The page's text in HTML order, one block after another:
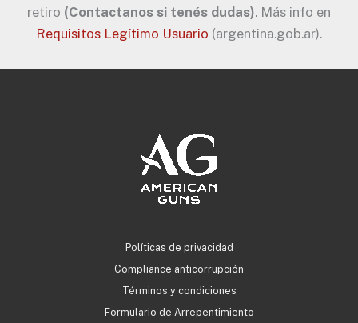
retiro (Contactanos si tenés dudas). Más info en
Requisitos Legítimo Usuario (argentina.gob.ar).
Políticas de privacidad
Compliance anticorrupción
Términos y condiciones
Formulario de Arrepentimiento